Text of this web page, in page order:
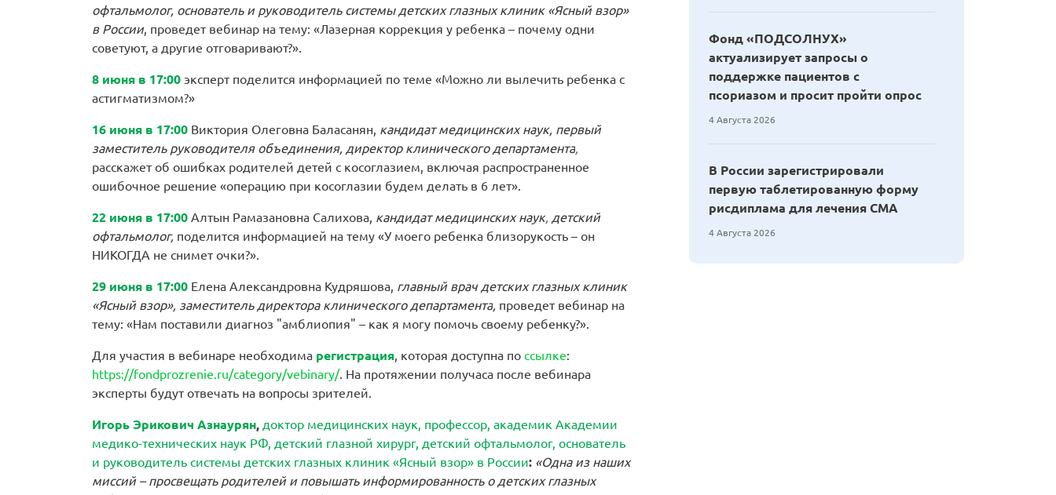
офтальмолог, основатель и руководитель системы детских глазных клиник «Ясный взор»
в России, проведет вебинар на тему: «Лазерная коррекция у ребенка – почему одни
советуют, а другие отговаривают?».
8 июня в 17:00 эксперт поделится информацией по теме «Можно ли вылечить ребенка с
астигматизмом?»
16 июня в 17:00 Виктория Олеговна Баласанян, кандидат медицинских наук, первый
заместитель руководителя объединения, директор клинического департамента,
расскажет об ошибках родителей детей с косоглазием, включая распространенное
ошибочное решение «операцию при косоглазии будем делать в 6 лет».
22 июня в 17:00 Алтын Рамазановна Салихова, кандидат медицинских наук, детский
офтальмолог, поделится информацией на тему «У моего ребенка близорукость – он
НИКОГДА не снимет очки?».
29 июня в 17:00 Елена Александровна Кудряшова, главный врач детских глазных клиник
«Ясный взор», заместитель директора клинического департамента, проведет вебинар на
тему: «Нам поставили диагноз "амблиопия" – как я могу помочь своему ребенку?».
Для участия в вебинаре необходима регистрация, которая доступна по ссылке:
https://fondprozrenie.ru/category/vebinary/. На протяжении получаса после вебинара
эксперты будут отвечать на вопросы зрителей.
Игорь Эрикович Азнаурян, доктор медицинских наук, профессор, академик Академии
медико-технических наук РФ, детский глазной хирург, детский офтальмолог, основатель
и руководитель системы детских глазных клиник «Ясный взор» в России: «Одна из наших
миссий – просвещать родителей и повышать информированность о детских глазных
Фонд «ПОДСОЛНУХ»
актуализирует запросы о
поддержке пациентов с
псориазом и просит пройти опрос
4 Августа 2026
В России зарегистрировали
первую таблетированную форму
рисдиплама для лечения СМА
4 Августа 2026